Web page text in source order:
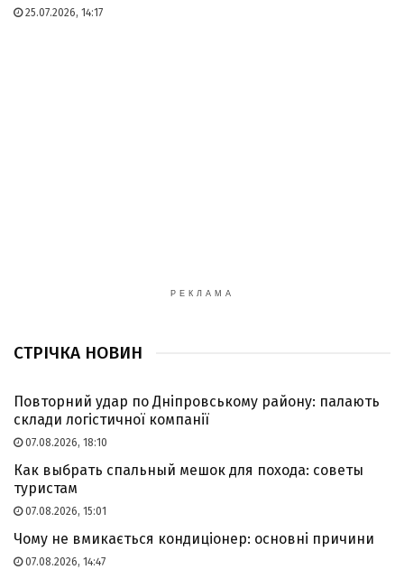
25.07.2026, 14:17
РЕКЛАМА
СТРІЧКА НОВИН
Повторний удар по Дніпровському району: палають
склади логістичної компанії
07.08.2026, 18:10
Как выбрать спальный мешок для похода: советы
туристам
07.08.2026, 15:01
Чому не вмикається кондиціонер: основні причини
07.08.2026, 14:47